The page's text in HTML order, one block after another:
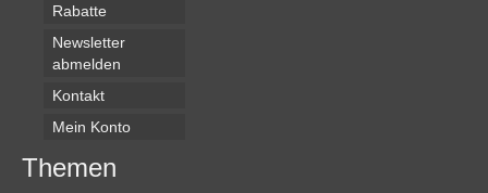
Rabatte
Newsletter
abmelden
Kontakt
Mein Konto
Themen